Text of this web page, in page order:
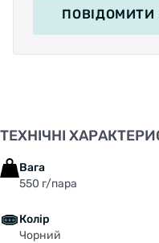
сталь; підшипники
Колір: жовтий,
ПОВІДОМИТИ
ТЕХНІЧНІ
Вага
550 г/пара
Колір
Чорний